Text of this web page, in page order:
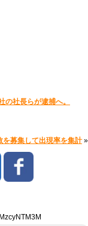
社長らが逮捕へ。
を募集して出現率を集計»